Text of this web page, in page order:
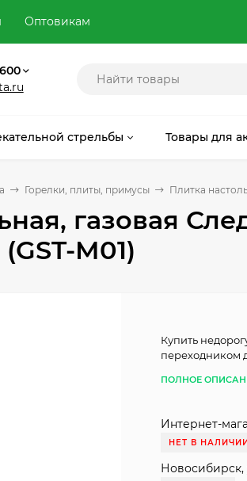
Оптовикам
стрельбы Товары для
Горелки, плиты, примусы Плитка
газовая
M01)
Купить
переходником
ПОЛНОЕ
Интернет-
НЕТ В
Новосибирск,